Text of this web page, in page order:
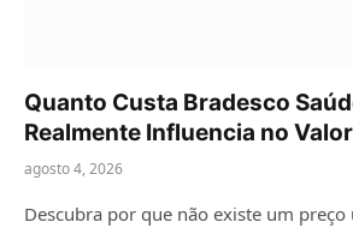
Quanto Custa Bradesco
Realmente Influencia no
agosto 4, 2026
Descubra por que não existe um